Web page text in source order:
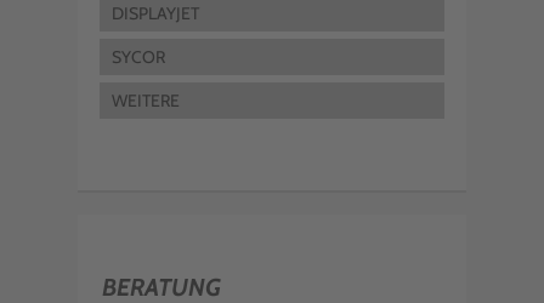
DISPLAYJET
SYCOR
WEITERE
BERATUNG